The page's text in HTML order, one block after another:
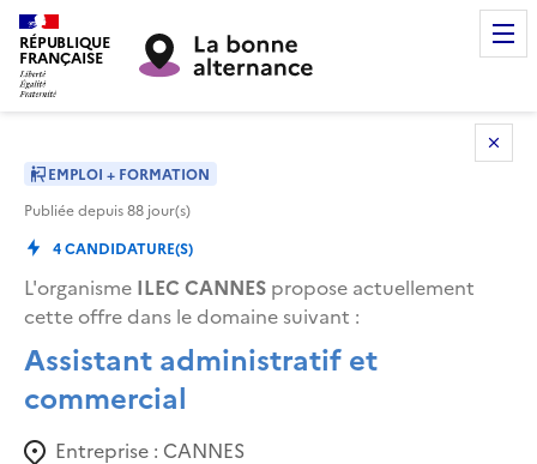
RÉPUBLIQUE
FRANÇAISE
EMPLOI + FORMATION
Publiée depuis88 jour(s)
4CANDIDATURE(S)
L'organisme ILEC CANNES propose actuellement
cette offre dans le domaine suivant :
Assistant administratif et
commercial
Entreprise : CANNES